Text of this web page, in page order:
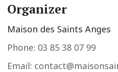
Organizer
Maison des Saints Anges
Phone: 03 85 38 07 99
Email: